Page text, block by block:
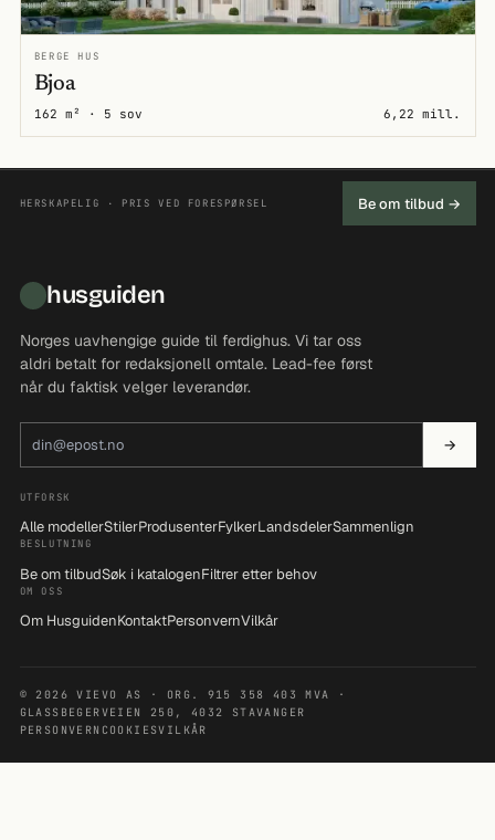
BERGE HUS
Bjoa
162 m² · 5 sov 6,22 mill.
HERSKAPELIG · PRIS VED FORESPØRSEL Be om tilbud →
husguiden
Norges uavhengige guide til ferdighus. Vi tar oss
aldri betalt for redaksjonell omtale. Lead-fee først
når du faktisk velger leverandør.
→
UTFORSK
Alle modellerStilerProdusenterFylkerLandsdelerSammenlign
BESLUTNING
Be om tilbudSøk i katalogenFiltrer etter behov
OM OSS
Om HusguidenKontaktPersonvernVilkår
© 2026 VIEVO AS · ORG. 915 358 403 MVA ·
GLASSBEGERVEIEN 250, 4032 STAVANGER
PERSONVERN COOKIESVILKÅR